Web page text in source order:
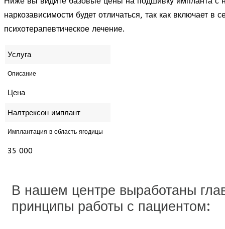
наркозависимости будет отличаться, так как включает
психотерапевтическое лечение.
Услуга
Описание
Цена
Налтрексон имплант
Имплантация в область ягодицы
35 000
В нашем центре выработаны
принципы работы с пациентом: